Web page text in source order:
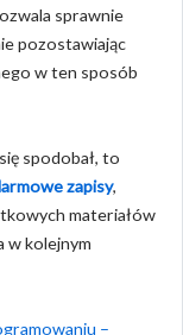
sprawnie
pozostawiając
w ten sposób
spodobał, to
zapisy,
materiałów
w kolejnym
–